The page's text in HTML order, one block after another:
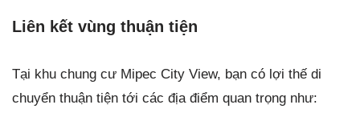
Liên kết vùng thuận tiện
Tại khu chung cư Mipec City View, bạn có lợi thế di
chuyển thuận tiện tới các địa điểm quan trọng như: